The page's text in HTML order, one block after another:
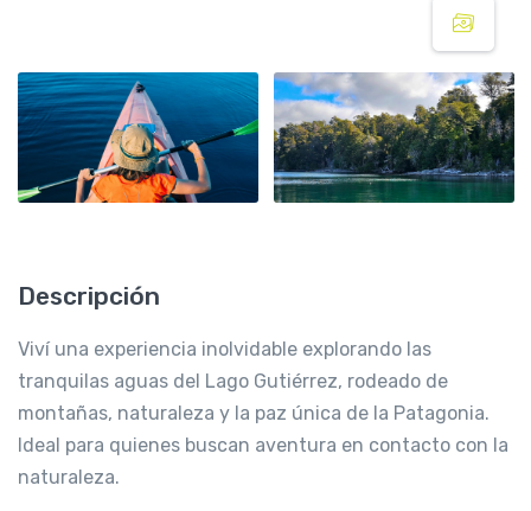
Descripción
Viví una experiencia inolvidable explorando las
tranquilas aguas del Lago Gutiérrez, rodeado de
montañas, naturaleza y la paz única de la Patagonia.
Ideal para quienes buscan aventura en contacto con la
naturaleza.